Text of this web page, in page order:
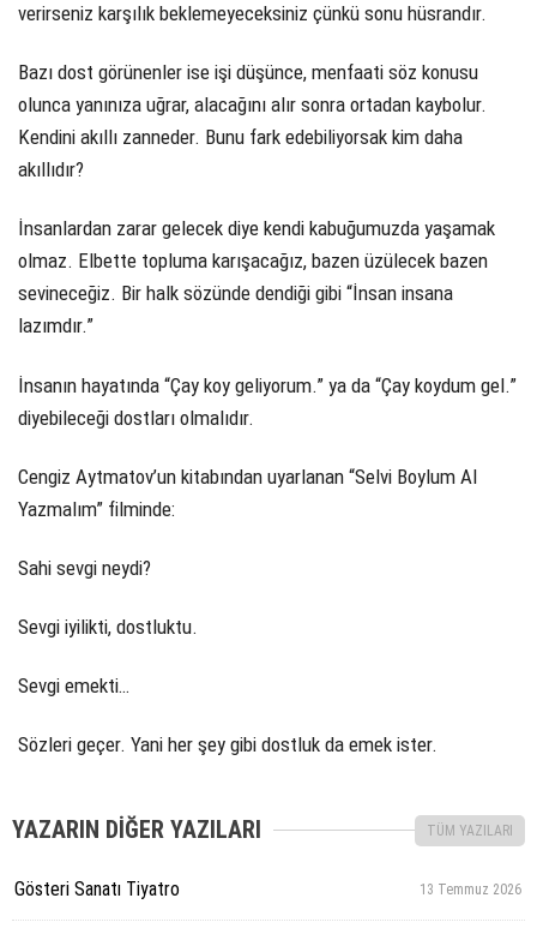
verirseniz karşılık beklemeyeceksiniz çünkü sonu hüsrandır.
Bazı dost görünenler ise işi düşünce, menfaati söz konusu
olunca yanınıza uğrar, alacağını alır sonra ortadan kaybolur.
Kendini akıllı zanneder. Bunu fark edebiliyorsak kim daha
akıllıdır?
İnsanlardan zarar gelecek diye kendi kabuğumuzda yaşamak
olmaz. Elbette topluma karışacağız, bazen üzülecek bazen
sevineceğiz. Bir halk sözünde dendiği gibi “İnsan insana
lazımdır.”
İnsanın hayatında “Çay koy geliyorum.” ya da “Çay koydum gel.”
diyebileceği dostları olmalıdır.
Cengiz Aytmatov’un kitabından uyarlanan “Selvi Boylum Al
Yazmalım” filminde:
Sahi sevgi neydi?
Sevgi iyilikti, dostluktu.
Sevgi emekti…
Sözleri geçer. Yani her şey gibi dostluk da emek ister.
YAZARIN DİĞER YAZILARI TÜM YAZILARI
Gösteri Sanatı Tiyatro 13 Temmuz 2026